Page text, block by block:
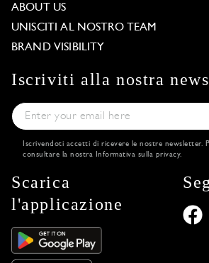
ABOUT US
UNISCITI AL NOSTRO TEAM
BRAND VISIBILITY
Iscriviti alla nostra
Iscrivendoti accetti di ricevere le nostre newsletter.
consultare la nostra
Informativa sulla privacy.
Scarica
l'applicazione